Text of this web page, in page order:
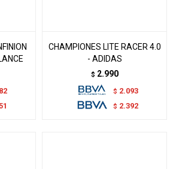
CHAMPIONES LITE RACER 4.0
- ADIDAS
$ 2.990
$ 2.093
$ 2.392